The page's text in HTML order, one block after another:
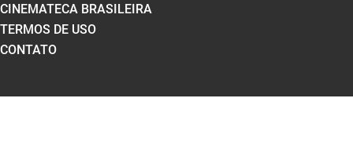
CINEMATECA BRASILEIRA
TERMOS DE USO
CONTATO